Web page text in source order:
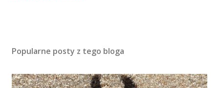
Popularne posty z tego bloga